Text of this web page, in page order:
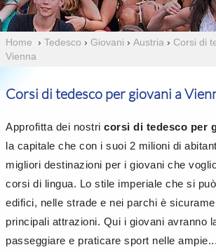
Home › Tedesco › Giovani › Austria › Corsi di
Vienna
Corsi di tedesco per giovani a
Approfitta dei nostri corsi di tedesco per
la capitale che con i suoi 2 milioni di
migliori destinazioni per i giovani che
corsi di lingua. Lo stile imperiale che si
edifici, nelle strade e nei parchi è
principali attrazioni. Qui i giovani avranno
passeggiare e praticare sport nelle ampie...